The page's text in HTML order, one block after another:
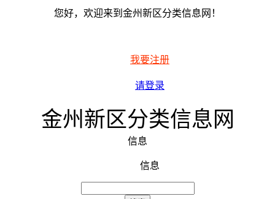
您好，欢迎来到金州新区分类信息网！
我要注册
请登录
金州新区分类信息网
信息
信息